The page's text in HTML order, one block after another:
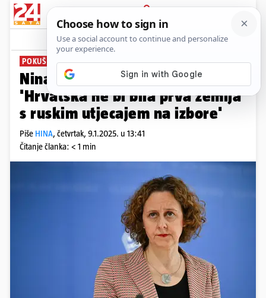
PRIJAVA
News Komentari
POKUŠAJ UTJECAJA
Nina Obuljen Koržinek:
'Hrvatska ne bi bila prva zemlja
s ruskim utjecajem na izbore'
Piše HINA, četvrtak, 9.1.2025. u 13:41
Čitanje članka: < 1 min